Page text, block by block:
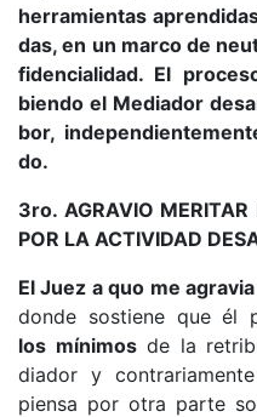
he­rra­mien­tas
da­s, en un mar­co de
fi­den­cia­li­da­d. El
bien­do el Me­dia­dor
bo­r,
do.
3ro. AGRA­VIO ME­RI­TAR
POR LA AC­TI­VI­DAD
El Juez a quo me agra­via
don­de sos­tie­ne que él
los mí­ni­mosde la
dia­dor y
pien­sa por otra par­te